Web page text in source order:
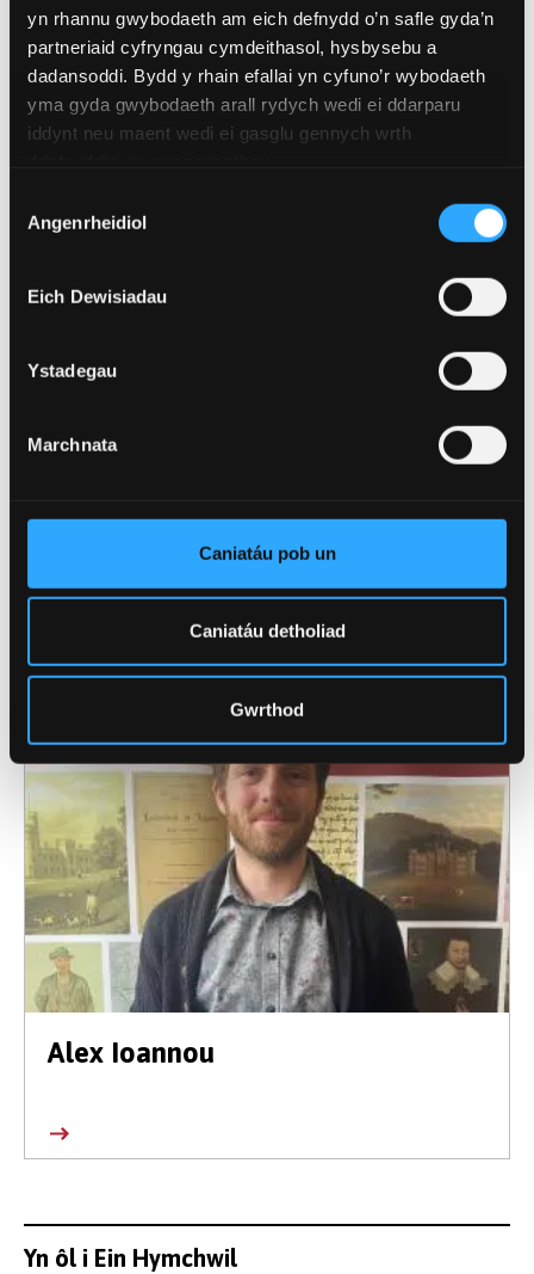
yn rhannu gwybodaeth am eich defnydd o’n safle gyda’n
partneriaid cyfryngau cymdeithasol, hysbysebu a
dadansoddi. Bydd y rhain efallai yn cyfuno’r wybodaeth
yma gyda gwybodaeth arall rydych wedi ei ddarparu
iddynt neu maent wedi ei gasglu gennych wrth
Caniatâd
Angenrheidiol
Eich Dewisiadau
Ystadegau
Marchnata
Caniatáu pob un
Caniatáu detholiad
Gwrthod
Cynadleddau:
Cynhadledd Flynyddol 2025 y Ganolfan Hanes
Cyhoeddus, Prifysgol y Frenhines, Belfast (Medi 9-11,
Cynhadledd Ryngwladol Flynyddol RGS-IBG,
Birmingham (Awst 26-29, 2025)
Hanesyddol ym Mhrifysgol Maynooth, Iwerddon (Mai
13-14, 2024)
Cynhadledd Derfynol y Rhaglen Penderfyniadau
Tirwedd, Rhaglen Penderfyniadau Tirwedd yn y
Cynhadledd Ryngwladol Flynyddol RGS-IBG, Y
Gymdeithas Ddaearyddol Frenhinol, Llundain
Alex Ioannou
Yn ôl i Ein Hymchwil